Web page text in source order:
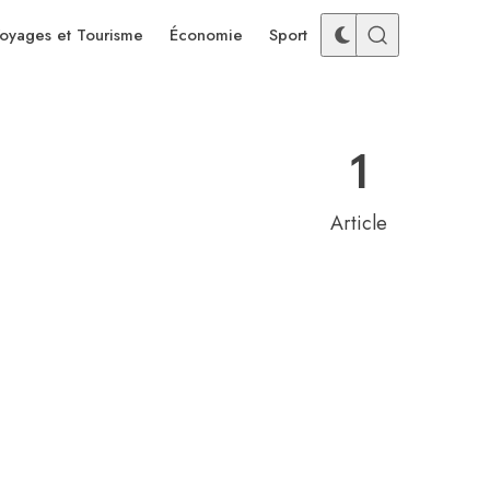
et Tourisme Économie Sport
1
Article